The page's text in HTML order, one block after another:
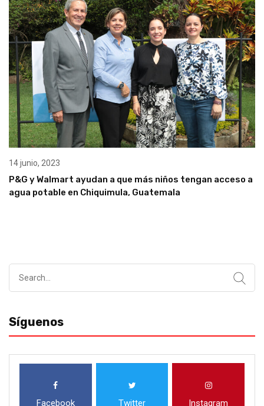
14 junio, 2023
P&G y Walmart ayudan a que más niños tengan acceso a
agua potable en Chiquimula, Guatemala
Síguenos
Facebook Twitter Instagram